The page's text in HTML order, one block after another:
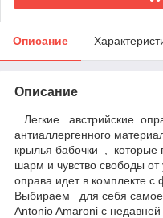
Описание
Описание
Легкие австрийские
антиаллергенного
крылья бабочки , которые
шарм и чувство свободы
оправа идет в комплекте
Выбираем для себя
Antonio Amaroni с